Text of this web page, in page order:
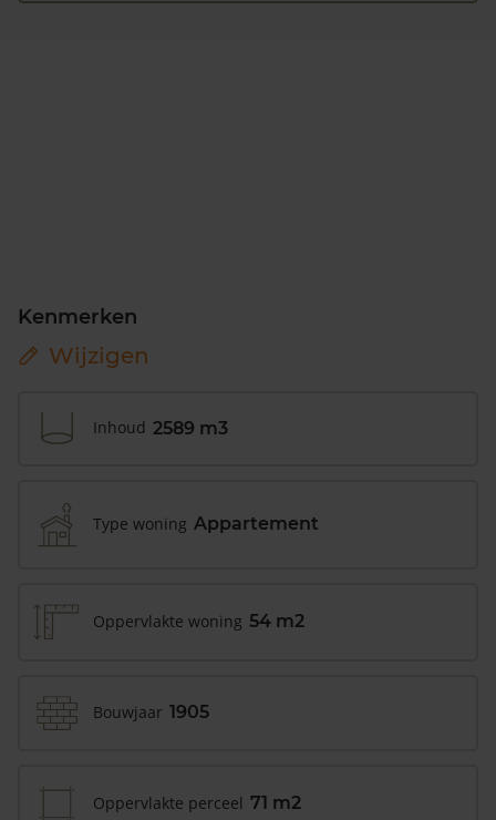
Kenmerken
Wijzigen
Inhoud 2589 m3
Type woning Appartement
Oppervlakte woning 54 m2
Bouwjaar 1905
Oppervlakte perceel 71 m2